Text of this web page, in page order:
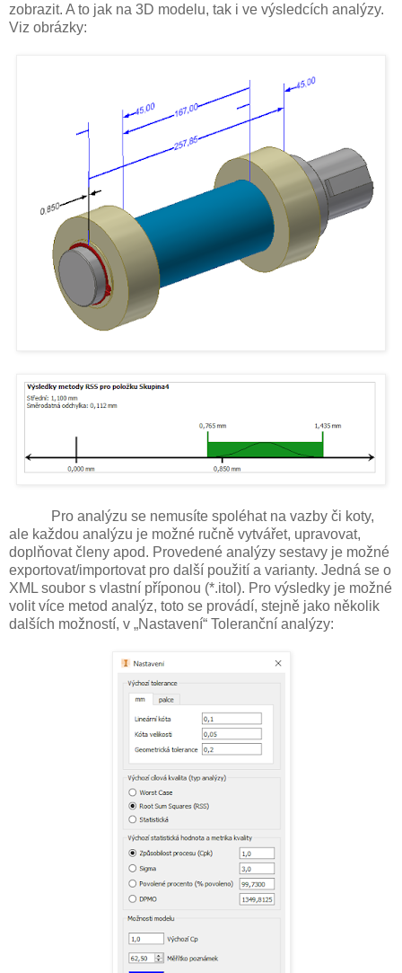
zobrazit. A to jak na 3D modelu, tak i ve výsledcích analýzy.
Viz obrázky:
Pro analýzu se nemusíte spoléhat na vazby či koty,
ale každou analýzu je možné ručně vytvářet, upravovat,
doplňovat členy apod. Provedené analýzy sestavy je možné
exportovat/importovat pro další použití a varianty. Jedná se o
XML soubor s vlastní příponou (*.itol). Pro výsledky je možné
volit více metod analýz, toto se provádí, stejně jako několik
dalších možností, v „Nastavení“ Toleranční analýzy: